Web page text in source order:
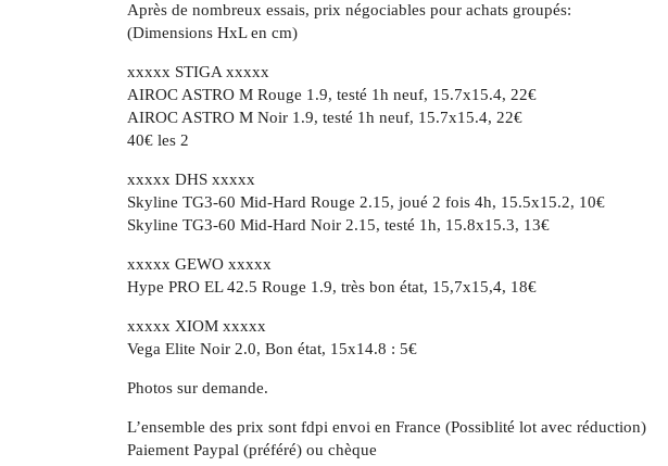
Après de nombreux essais, prix négociables pour achats groupés:
(Dimensions HxL en cm)
xxxxx STIGA xxxxx
AIROC ASTRO M Rouge 1.9, testé 1h neuf, 15.7x15.4, 22€
AIROC ASTRO M Noir 1.9, testé 1h neuf, 15.7x15.4, 22€
40€ les 2
xxxxx DHS xxxxx
Skyline TG3-60 Mid-Hard Rouge 2.15, joué 2 fois 4h, 15.5x15.2, 10€
Skyline TG3-60 Mid-Hard Noir 2.15, testé 1h, 15.8x15.3, 13€
xxxxx GEWO xxxxx
Hype PRO EL 42.5 Rouge 1.9, très bon état, 15,7x15,4, 18€
xxxxx XIOM xxxxx
Vega Elite Noir 2.0, Bon état, 15x14.8 : 5€
Photos sur demande.
L’ensemble des prix sont fdpi envoi en France (Possiblité lot avec réduction)
Paiement Paypal (préféré) ou chèque